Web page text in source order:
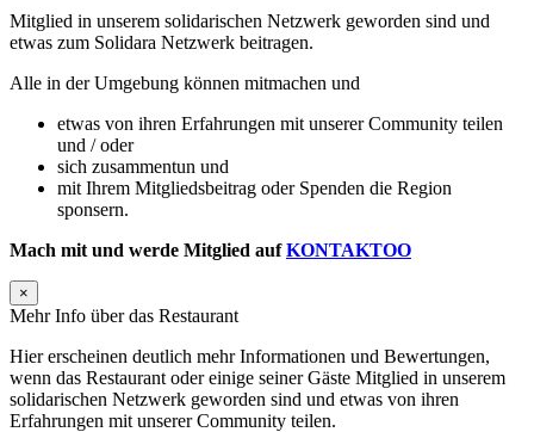
Mitglied in unserem solidarischen Netzwerk geworden sind und
etwas zum Solidara Netzwerk beitragen.
Alle in der Umgebung können mitmachen und
etwas von ihren Erfahrungen mit unserer Community teilen
und / oder
sich zusammentun und
mit Ihrem Mitgliedsbeitrag oder Spenden die Region
sponsern.
Mach mit und werde Mitglied aufKONTAKTOO
×
Mehr Info über das Restaurant
Hier erscheinen deutlich mehr Informationen und Bewertungen,
wenn das Restaurant oder einige seiner Gäste Mitglied in unserem
solidarischen Netzwerk geworden sind und etwas von ihren
Erfahrungen mit unserer Community teilen.